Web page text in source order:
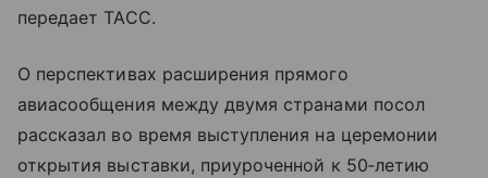
передает ТАСС.
О перспективах расширения прямого
авиасообщения между двумя странами посол
рассказал во время выступления на церемонии
открытия выставки, приуроченной к 50‑летию